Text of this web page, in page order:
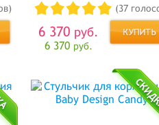
(37
6 370 руб.
6 370 руб.